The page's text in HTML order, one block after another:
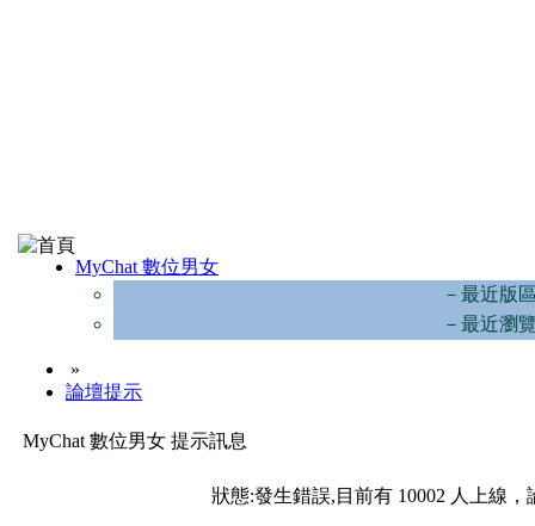
MyChat 數位男女
－最近版
－最近瀏
»
論壇提示
MyChat 數位男女 提示訊息
狀態:發生錯誤,目前有 10002 人上線